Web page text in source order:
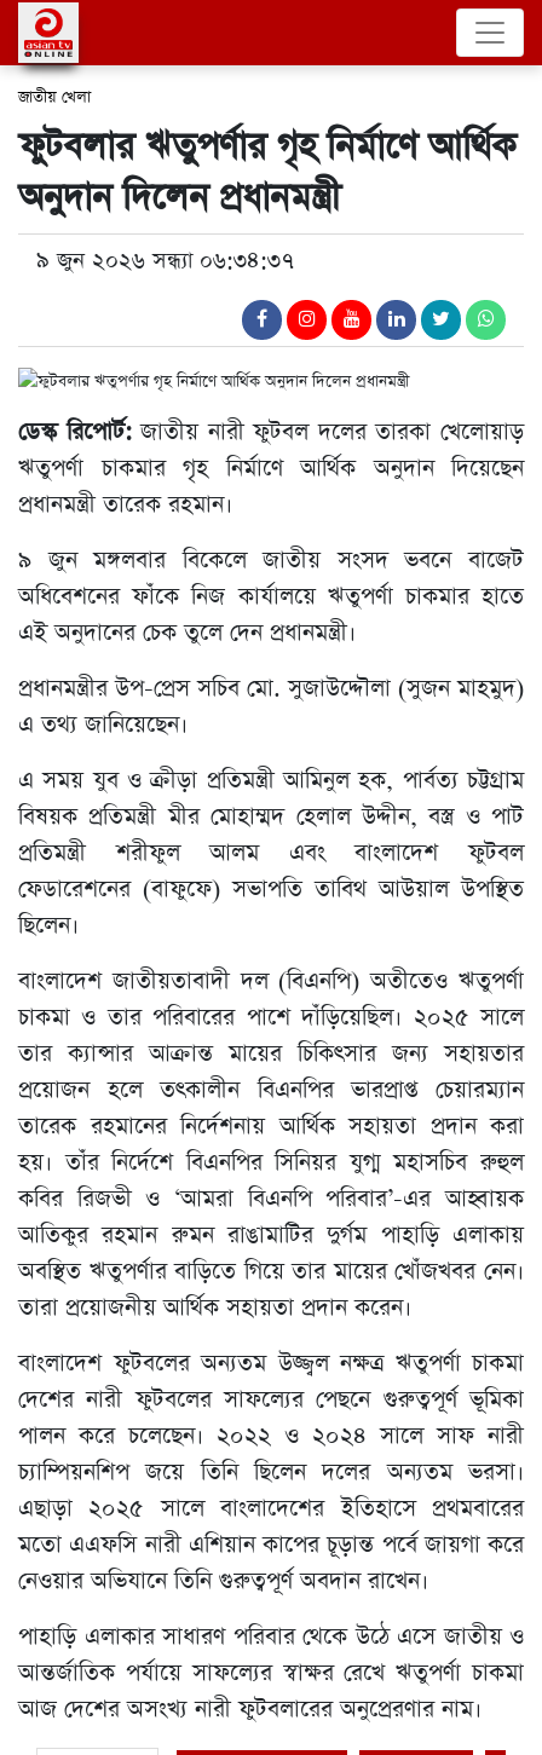
জাতীয় খেলা
ফুটবলার ঋতুপর্ণার গৃহ নির্মাণে আর্থিক
অনুদান দিলেন প্রধানমন্ত্রী
৯ জুন ২০২৬ সন্ধ্যা ০৬:৩৪:৩৭
ডেস্ক রিপোর্ট:জাতীয় নারী ফুটবল দলের তারকা খেলোয়াড়
ঋতুপর্ণা চাকমার গৃহ নির্মাণে আর্থিক অনুদান দিয়েছেন
প্রধানমন্ত্রী তারেক রহমান।
৯ জুন মঙ্গলবার বিকেলে জাতীয় সংসদ ভবনে বাজেট
অধিবেশনের ফাঁকে নিজ কার্যালয়ে ঋতুপর্ণা চাকমার হাতে
এই অনুদানের চেক তুলে দেন প্রধানমন্ত্রী।
প্রধানমন্ত্রীর উপ-প্রেস সচিব মো. সুজাউদ্দৌলা (সুজন মাহমুদ)
এ তথ্য জানিয়েছেন।
এ সময় যুব ও ক্রীড়া প্রতিমন্ত্রী আমিনুল হক, পার্বত্য চট্টগ্রাম
বিষয়ক প্রতিমন্ত্রী মীর মোহাম্মদ হেলাল উদ্দীন, বস্ত্র ও পাট
প্রতিমন্ত্রী শরীফুল আলম এবং বাংলাদেশ ফুটবল
ফেডারেশনের (বাফুফে) সভাপতি তাবিথ আউয়াল উপস্থিত
ছিলেন।
বাংলাদেশ জাতীয়তাবাদী দল (বিএনপি) অতীতেও ঋতুপর্ণা
চাকমা ও তার পরিবারের পাশে দাঁড়িয়েছিল। ২০২৫ সালে
তার ক্যান্সার আক্রান্ত মায়ের চিকিৎসার জন্য সহায়তার
প্রয়োজন হলে তৎকালীন বিএনপির ভারপ্রাপ্ত চেয়ারম্যান
তারেক রহমানের নির্দেশনায় আর্থিক সহায়তা প্রদান করা
হয়। তাঁর নির্দেশে বিএনপির সিনিয়র যুগ্ম মহাসচিব রুহুল
কবির রিজভী ও ‘আমরা বিএনপি পরিবার’-এর আহ্বায়ক
আতিকুর রহমান রুমন রাঙামাটির দুর্গম পাহাড়ি এলাকায়
অবস্থিত ঋতুপর্ণার বাড়িতে গিয়ে তার মায়ের খোঁজখবর নেন।
তারা প্রয়োজনীয় আর্থিক সহায়তা প্রদান করেন।
বাংলাদেশ ফুটবলের অন্যতম উজ্জ্বল নক্ষত্র ঋতুপর্ণা চাকমা
দেশের নারী ফুটবলের সাফল্যের পেছনে গুরুত্বপূর্ণ ভূমিকা
পালন করে চলেছেন। ২০২২ ও ২০২৪ সালে সাফ নারী
চ্যাম্পিয়নশিপ জয়ে তিনি ছিলেন দলের অন্যতম ভরসা।
এছাড়া ২০২৫ সালে বাংলাদেশের ইতিহাসে প্রথমবারের
মতো এএফসি নারী এশিয়ান কাপের চূড়ান্ত পর্বে জায়গা করে
নেওয়ার অভিযানে তিনি গুরুত্বপূর্ণ অবদান রাখেন।
পাহাড়ি এলাকার সাধারণ পরিবার থেকে উঠে এসে জাতীয় ও
আন্তর্জাতিক পর্যায়ে সাফল্যের স্বাক্ষর রেখে ঋতুপর্ণা চাকমা
আজ দেশের অসংখ্য নারী ফুটবলারের অনুপ্রেরণার নাম।